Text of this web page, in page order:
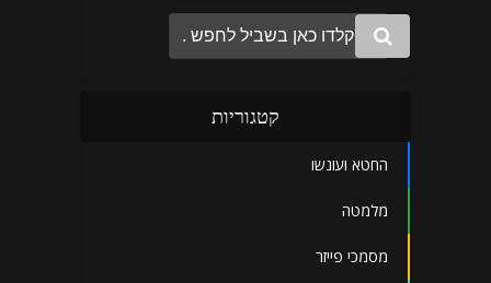
קטגוריות
החטא ועונשו
מלמטה
מסמכי פייזר